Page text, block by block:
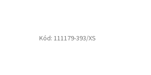
Kód: 111179-393/XS